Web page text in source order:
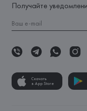
Получайте
Скачать
в App Store